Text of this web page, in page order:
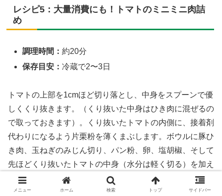
レシピ5：大量消費にも！トマトのミニミニ肉詰
め
調理時間：約20分
保存目安：冷蔵で2〜3日
トマトの上部を1cmほど切り落とし、中身をスプーンで優
しくくり抜きます。（くり抜いた中身はひき肉に混ぜるの
で取っておきます）。くり抜いたトマトの内側に、接着剤
代わりになるよう片栗粉を薄くまぶします。ボウルに豚ひ
き肉、玉ねぎのみじん切り、パン粉、卵、塩胡椒、そして
先ほどくり抜いたトマトの中身（水分は軽く切る）を加え
てよく混ぜ、タネを作ります。タネをトマトに詰め、フラ
イパンに詰め口を下にして並べ、焼き色がつくまで焼きま
メニュー ホーム 検索 トップ サイドバー